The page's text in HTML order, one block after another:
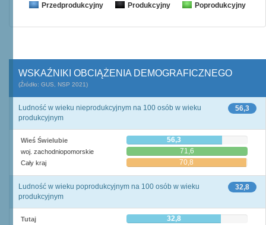
Przedprodukcyjny Produkcyjny Poprodukcyjny
WSKAŹNIKI OBCIĄŻENIA DEMOGRAFICZNEGO
(Źródło: GUS, NSP 2021)
56,3
Ludność w wieku nieprodukcyjnym na 100 osób w wieku
produkcyjnym
Wieś Świelubie 56,3
woj. zachodniopomorskie 71,6
Cały kraj 70,8
32,8
Ludność w wieku poprodukcyjnym na 100 osób w wieku
produkcyjnym
Tutaj 32,8